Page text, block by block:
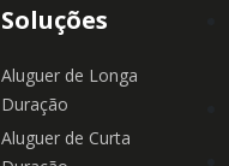
Soluções
Aluguer de Longa
Duração
Aluguer de Curta